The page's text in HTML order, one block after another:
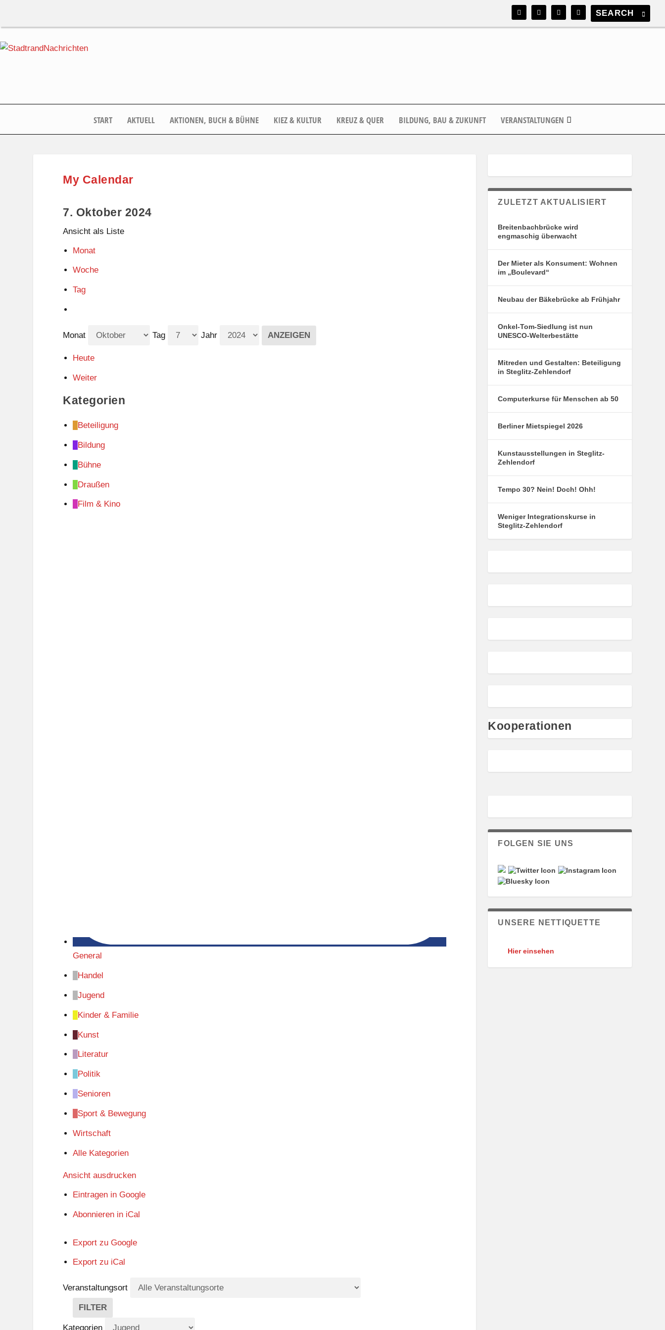
START AKTUELL AKTIONEN, BUCH & BÜHNE KIEZ & KULTUR KREUZ & QUER BILDUNG, BAU & ZUKUNFT VERANSTALTUNGEN
My Calendar
7. Oktober 2024
Ansicht als Liste
Monat
Woche
Tag
Monat Tag Jahr
Heute
Weiter
Kategorien
Beteiligung
Bildung
Bühne
Draußen
Film & Kino
General
Handel
Jugend
Kinder & Familie
Kunst
Literatur
Politik
Senioren
Sport & Bewegung
Wirtschaft
Alle Kategorien
Ansicht ausdrucken
Eintragen in Google
Abonnieren in iCal
Export zu Google
Export zu iCal
Veranstaltungsort
FILTER
V
E
Kategorien
ZULETZT AKTUALISIERT
Breitenbachbrücke wird
engmaschig überwacht
Der Mieter als Konsument: Wohnen
im „Boulevard“
Neubau der Bäkebrücke ab Frühjahr
Onkel-Tom-Siedlung ist nun
UNESCO-Welterbestätte
Mitreden und Gestalten: Beteiligung
in Steglitz-Zehlendorf
Computerkurse für Menschen ab 50
Berliner Mietspiegel 2026
Kunstausstellungen in Steglitz-
Zehlendorf
Tempo 30? Nein! Doch! Ohh!
Weniger Integrationskurse in
Steglitz-Zehlendorf
Kooperationen
FOLGEN SIE UNS
UNSERE NETTIQUETTE
Hier einsehen